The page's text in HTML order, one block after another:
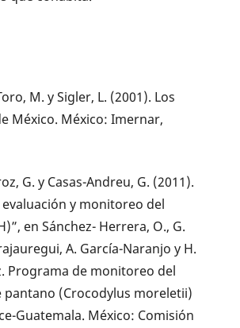
M. y Sigler, L. (2001). Los
México. México: Imernar,
G. y Casas-Andreu, G. (2011).
y monitoreo del
en Sánchez- Herrera, O., G.
A. García-Naranjo y H.
Programa de monitoreo del
pantano (Crocodylus moreletii)
Guatemala. México: Comisión